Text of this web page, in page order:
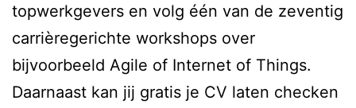
topwerkgevers en volg één van de zeventig
carrièregerichte workshops over
bijvoorbeeld Agile of Internet of Things.
Daarnaast kan jij gratis je CV laten checken